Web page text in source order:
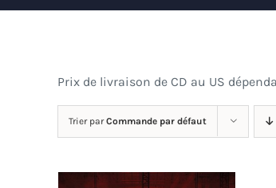
Prix de livraison de CD au US
Trier parCommande par défaut